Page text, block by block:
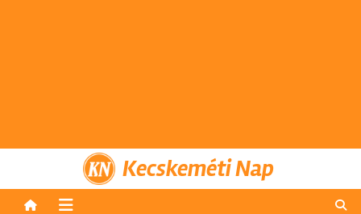
Kecskeméti Nap